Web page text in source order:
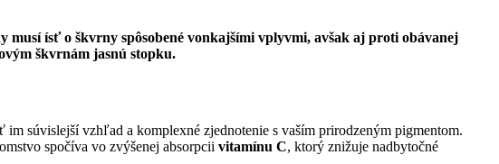
musí ísť o škvrny spôsobené vonkajšími vplyvmi, avšak aj proti obávanej
škvrnám jasnú stopku.
súvislejší vzhľad a komplexné zjednotenie s vaším prirodzeným pigmentom.
spočíva vo zvýšenej absorpcii vitamínu C, ktorý znižuje nadbytočné